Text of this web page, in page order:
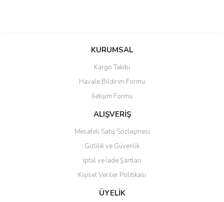
KURUMSAL
Kargo Takibi
Havale Bildirim Formu
İletişim Formu
ALIŞVERİŞ
Mesafeli Satış Sözleşmesi
Gizlilik ve Güvenlik
İptal ve İade Şartları
Kişisel Veriler Politikası
ÜYELİK